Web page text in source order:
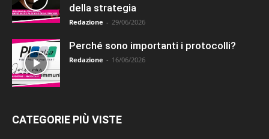
della strategia
Redazione - 29/06/2026
Perché sono importanti i protocolli?
Redazione - 16/06/2026
CATEGORIE PIÙ VISTE